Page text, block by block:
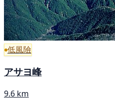
低風險
アサヨ峰
9.6 km